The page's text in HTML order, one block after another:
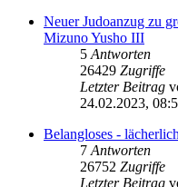
Neuer Judoanzug zu
Mizuno Yusho III
5 Antworten
26429 Zugriffe
Letzter Beitrag
24.02.2023,
Belangloses - lächerlich
7 Antworten
26752 Zugriffe
Letzter Beitrag